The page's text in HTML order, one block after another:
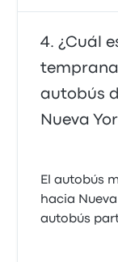
¿Cuál
autobús
Nueva
El autobús
hacia
autobús